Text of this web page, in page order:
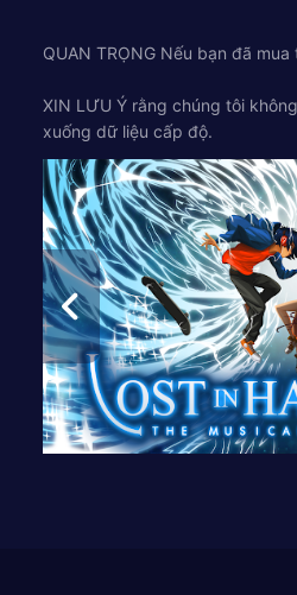
QUAN TRỌNG Nếu bạn đã
XIN LƯU Ý rằng chúng tôi
xuống dữ liệu cấp độ.